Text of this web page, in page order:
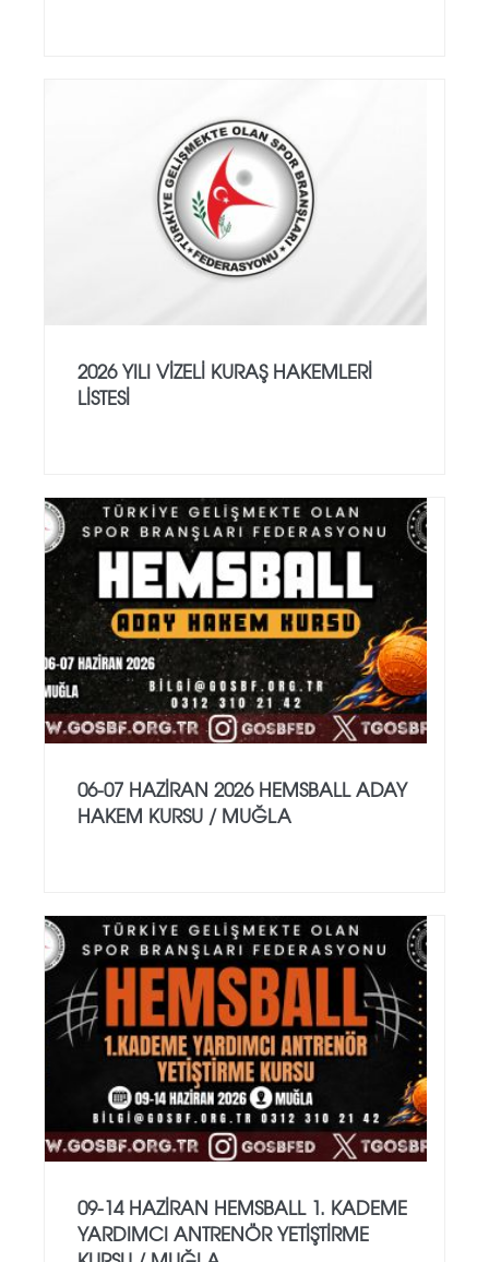
2026 YILI VİZELİ KURAŞ HAKEMLERİ
LİSTESİ
06-07 HAZİRAN 2026 HEMSBALL ADAY
HAKEM KURSU / MUĞLA
09-14 HAZİRAN HEMSBALL 1. KADEME
YARDIMCI ANTRENÖR YETİŞTİRME